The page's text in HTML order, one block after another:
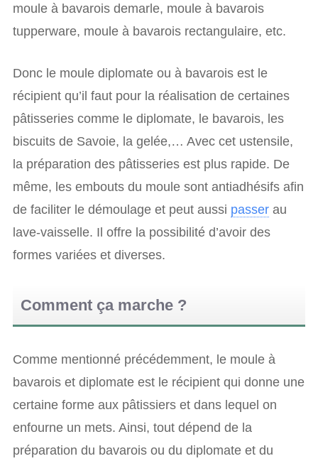
moule à bavarois demarle, moule à bavarois
tupperware, moule à bavarois rectangulaire, etc.
Donc le moule diplomate ou à bavarois est le
récipient qu’il faut pour la réalisation de certaines
pâtisseries comme le diplomate, le bavarois, les
biscuits de Savoie, la gelée,… Avec cet ustensile,
la préparation des pâtisseries est plus rapide. De
même, les embouts du moule sont antiadhésifs afin
de faciliter le démoulage et peut aussi passer au
lave-vaisselle. Il offre la possibilité d’avoir des
formes variées et diverses.
Comment ça marche ?
Comme mentionné précédemment, le moule à
bavarois et diplomate est le récipient qui donne une
certaine forme aux pâtissiers et dans lequel on
enfourne un mets. Ainsi, tout dépend de la
préparation du bavarois ou du diplomate et du